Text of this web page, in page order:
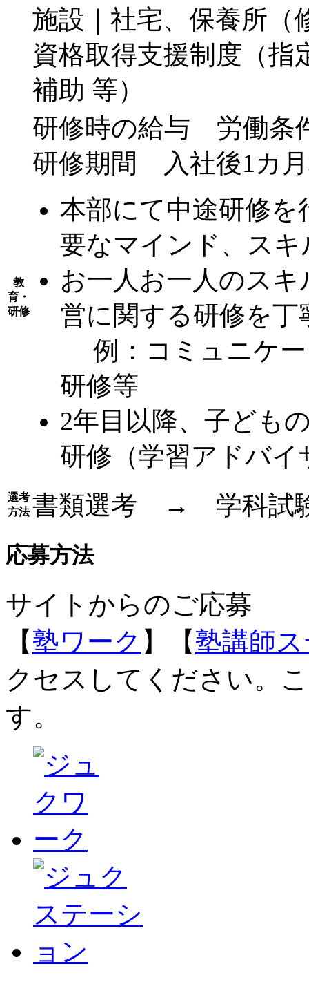
施設｜社宅、保養所（
資格取得支援制度（
補助 等）
教
育・
研修
研修時の給与 労働条
研修期間 入社後1カ
本部にて中途研修
要なマインド、ス
お一人お一人のス
営に関する研修を
例：コミュニケー
研修等
2年目以降、子ども
研修（学習アドバ
選考
方法 書類選考 → 学科試
応募方法
サイトからのご応募
【塾ワーク 】【塾講師
クセスしてください。
す。